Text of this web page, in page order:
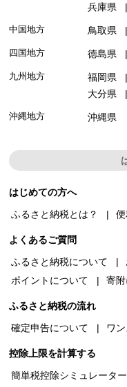
兵庫県
中国地方 鳥取県
四国地方 徳島県
九州地方 福岡県
大分県
沖縄地方 沖縄県
はじめての方へ
ふるさと納税とは？
よくあるご質問
ふるさと納税について
ポイントについて
寄
ふるさと納税の流れ
確定申告について
ワ
控除上限を計算する
簡単税控除シミュレーター